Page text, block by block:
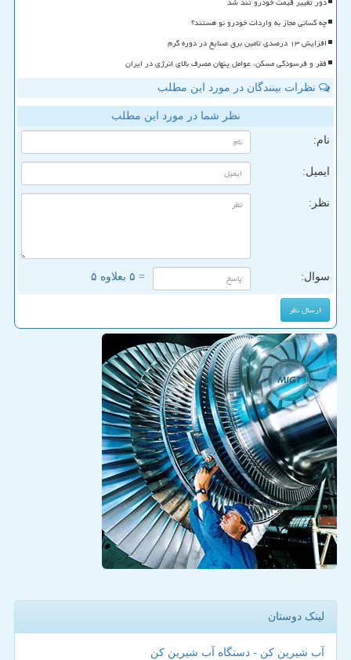
چه کسانی مجاز به واردات خودرو نو هستند؟
افزایش ۱۳ درصدی تامین برق صنایع در دوره گرم
فقر و فرسودگی مسکن، عوامل پنهان مصرف بالای انرژی در ایران
نظرات بینندگان در مورد این مطلب
نظر شما در مورد این مطلب
نام:
ایمیل:
نظر:
سوال: = ۵ بعلاوه ۵
لینک دوستان
آب شیرین کن - دستگاه آب شیرین کن